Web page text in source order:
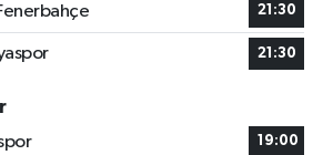
21:30
21:30
19:00